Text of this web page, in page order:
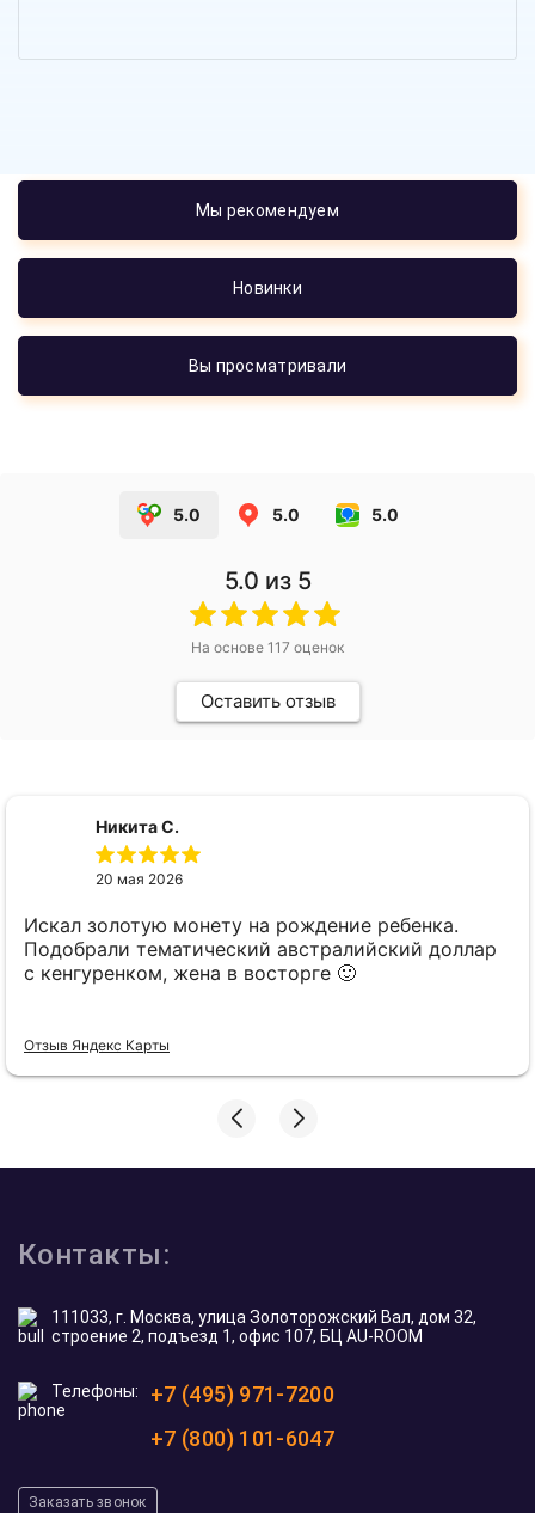
Мы рекомендуем
Новинки
Вы просматривали
5.0 5.0 5.0
5.0 из 5
На основе 117 оценок
Оставить отзыв
Никита С.
20 мая 2026
Искал золотую монету на рождение ребенка.
Подобрали тематический австралийский доллар
с кенгуренком, жена в восторге 🙂
Отзыв Яндекс Карты
Контакты:
111033, г. Москва, улица Золоторожский Вал, дом 32,
строение 2, подъезд 1, офис 107, БЦ AU-ROOM
Телефоны:
+7 (495) 971-7200
+7 (800) 101-6047
Заказать звонок